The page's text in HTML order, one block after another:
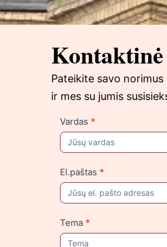
Pateikite savo
ir mes su jumis
Susisiekite
su
Vardas *
El.paštas *
Tema *